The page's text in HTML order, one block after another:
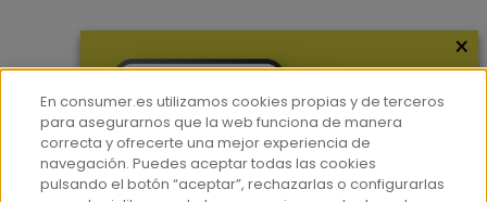
Hemeroteca
Contacto
Prensa
×
En consumer.es utilizamos cookies propias y de terceros
para asegurarnos que la web funciona de manera
correcta y ofrecerte una mejor experiencia de
navegación. Puedes aceptar todas las cookies
pulsando el botón “aceptar”, rechazarlas o configurarlas